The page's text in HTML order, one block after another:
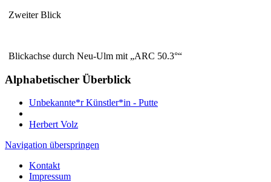
Zweiter Blick
Blickachse durch Neu-Ulm mit „ARC 50.3°“
Alphabetischer Überblick
Unbekannte*r Künstler*in - Putte
Herbert Volz
Navigation überspringen
Kontakt
Impressum